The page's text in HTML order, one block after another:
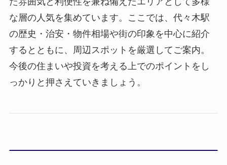
な層の人気を集めています。ここでは、代々木駅
の歴史・治安・物件相場や街の印象を中心に紹介
するとともに、周辺スポットを厳選してご案内。
今後の住まいや投資を考える上でのポイントをし
っかりと押さえていきましょう。